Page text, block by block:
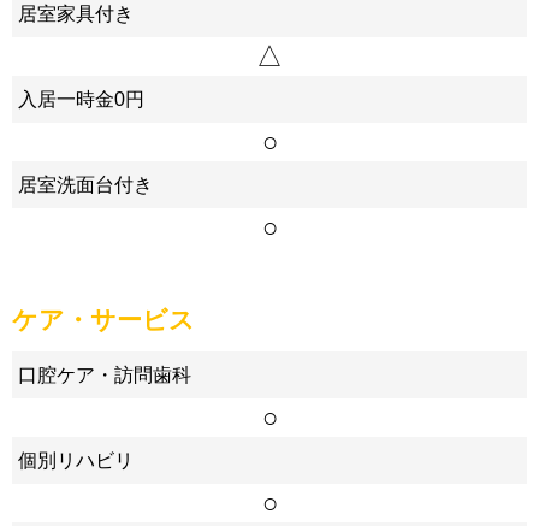
居室家具付き
△
入居一時金0円
○
居室洗面台付き
○
ケア・サービス
口腔ケア・訪問歯科
○
個別リハビリ
○